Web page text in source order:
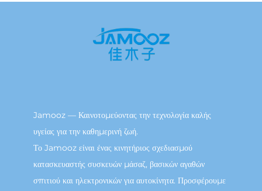
Jamooz — Καινοτομεύοντας την τεχνολογία καλής
υγείας για την καθημερινή ζωή.
Το Jamooz είναι ένας κινητήριος σχεδιασμού
κατασκευαστής συσκευών μάσαζ, βασικών αγαθών
σπιτιού και ηλεκτρονικών για αυτοκίνητα. Προσφέρουμε